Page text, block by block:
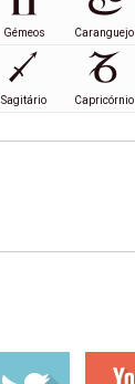
Gémeos Caranguejo
Sagitário Capricórnio